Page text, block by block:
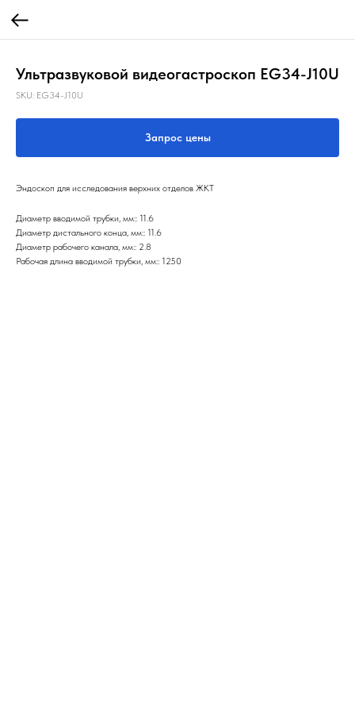
Ультразвуковой видеогастроскоп EG34-J10U
SKU: EG34-J10U
Запрос цены
Эндоскоп для исследования верхних отделов ЖКТ
Диаметр вводимой трубки, мм:: 11.6
Диаметр дистального конца, мм:: 11.6
Диаметр рабочего канала, мм:: 2.8
Рабочая длина вводимой трубки, мм:: 1250